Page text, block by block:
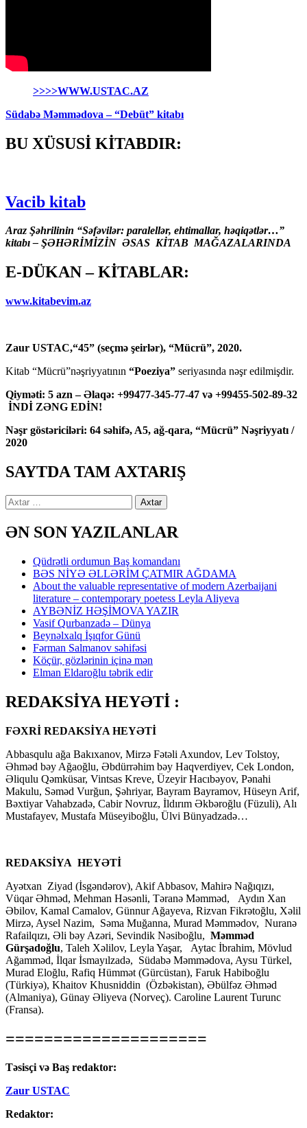
>>>>WWW.USTAC.AZ
Südabə Məmmədova – “Debüt” kitabı
BU XÜSUSİ KİTABDIR:
Vacib kitab
Araz Şəhrilinin “Səfəvilər: paralellər, ehtimallar, həqiqətlər…”
kitabı – ŞƏHƏRİMİZİN ƏSAS KİTAB MAĞAZALARINDA
E-DÜKAN – KİTABLAR:
www.kitabevim.az
Zaur USTAC,“45” (seçmə şeirlər), “Mücrü”, 2020.
Kitab “Mücrü”nəşriyyatının “Poeziya” seriyasında nəşr edilmişdir.
Qiyməti: 5 azn – Əlaqə: +99477-345-77-47 və +99455-502-89-32
İNDİ ZƏNG EDİN!
Nəşr göstəriciləri: 64 səhifə, A5, ağ-qara, “Mücrü” Nəşriyyatı /
2020
SAYTDA TAM AXTARIŞ
Axtarış:
ƏN SON YAZILANLAR
Qüdrətli ordumun Baş komandanı
BƏS NİYƏ ƏLLƏRİM ÇATMIR AĞDAMA
About the valuable representative of modern Azerbaijani
literature – contemporary poetess Leyla Aliyeva
AYBƏNİZ HƏŞİMOVA YAZIR
Vasif Qurbanzadə – Dünya
Beynəlxalq İşıqfor Günü
Fərman Salmanov səhifəsi
Köçür, gözlərinin içinə mən
Elman Eldaroğlu təbrik edir
REDAKSİYA HEYƏTİ :
FƏXRİ REDAKSİYA HEYƏTİ
Abbasqulu ağa Bakıxanov, Mirzə Fətəli Axundov, Lev Tolstoy,
Əhməd bəy Ağaoğlu, Əbdürrəhim bəy Haqverdiyev, Cek London,
Əliqulu Qəmküsar, Vintsas Kreve, Üzeyir Hacıbəyov, Pənahi
Makulu, Səməd Vurğun, Şəhriyar, Bayram Bayramov, Hüseyn Arif,
Bəxtiyar Vahabzadə, Cabir Novruz, İldırım Əkbəroğlu (Füzuli), Alı
Mustafayev, Mustafa Müseyiboğlu, Ülvi Bünyadzadə…
REDAKSİYA HEYƏTİ
Ayətxan Ziyad (İsgəndərov), Akif Abbasov, Mahirə Nağıqızı,
Vüqar Əhməd, Mehman Həsənli, Təranə Məmməd, Aydın Xan
Əbilov, Kamal Camalov, Günnur Ağayeva, Rizvan Fikrətoğlu, Xəlil
Mirzə, Aysel Nazim, Səma Muğanna, Murad Məmmədov, Nuranə
Rafailqızı, Əli bəy Azəri, Sevindik Nəsiboğlu, Məmməd
Gürşadoğlu, Taleh Xəlilov, Leyla Yaşar, Aytac İbrahim, Mövlud
Ağamməd, İlqar İsmayılzadə, Südabə Məmmədova, Aysu Türkel,
Murad Eloğlu, Rafiq Hümmət (Gürcüstan), Faruk Habiboğlu
(Türkiyə), Khaitov Khusniddin (Özbəkistan), Əbülfəz Əhməd
(Almaniya), Günay Əliyeva (Norveç). Caroline Laurent Turunc
(Fransa).
=====================
Təsisçi və Baş redaktor:
Zaur USTAC
Redaktor: